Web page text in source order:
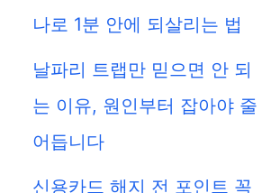
나로 1분 안에 되살리는 법
날파리 트랩만 믿으면 안 되
는 이유, 원인부터 잡아야 줄
어듭니다
신용카드 해지 전 포인트 꼭